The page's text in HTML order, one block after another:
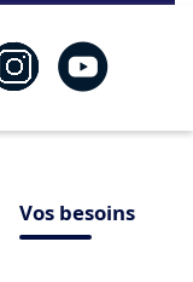
Vos besoins